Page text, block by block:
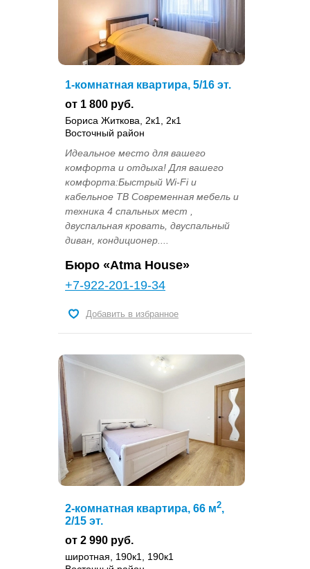
1-комнатная квартира, 5/16 эт.
от 1 800 руб.
Бориса Житкова, 2к1, 2к1
Восточный район
Идеальное место для вашего
комфорта и отдыха! Для вашего
комфорта:Быстрый Wi-Fi и
кабельное ТВ Современная мебель и
техника 4 спальных мест ,
двуспальная кровать, двуспальный
диван, кондиционер....
Бюро «Atma House»
+7-922-201-19-34
Добавить в избранное
2-комнатная квартира, 66 м2,
2/15 эт.
от 2 990 руб.
широтная, 190к1, 190к1